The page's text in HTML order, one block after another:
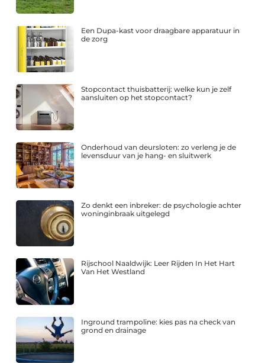
Een Dupa-kast voor draagbare apparatuur in
de zorg
Stopcontact thuisbatterij: welke kun je zelf
aansluiten op het stopcontact?
Onderhoud van deursloten: zo verleng je de
levensduur van je hang- en sluitwerk
Zo denkt een inbreker: de psychologie achter
woninginbraak uitgelegd
Rijschool Naaldwijk: Leer Rijden In Het Hart
Van Het Westland
Inground trampoline: kies pas na check van
grond en drainage